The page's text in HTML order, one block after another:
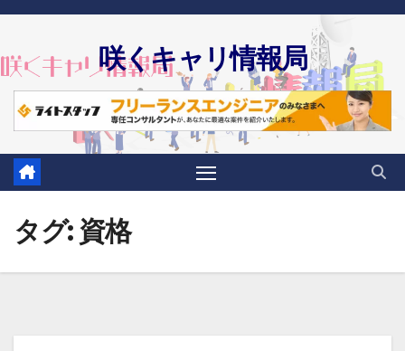
Skip
content
咲くキャリ情報局
タグ:資格